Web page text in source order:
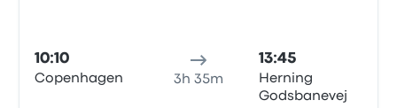
10:10
Copenhagen 3h 35m
13:45
Herning
Godsbanevej